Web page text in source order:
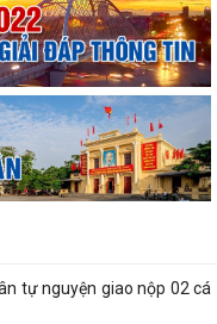
04/8/2026 của Trung tâm
khai công tác đo đạc, lập
tự nguyện giao nộp 02 cá